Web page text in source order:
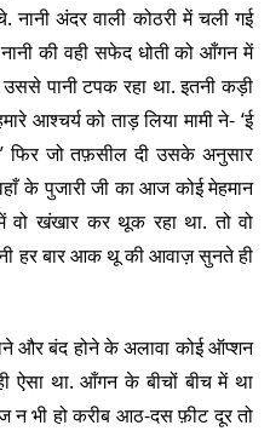
नानी अंदर वाली कोठरी में चली गई
की वही सफेद धोती को आँगन में
पानी टपक रहा था. इतनी कड़ी
आश्चर्य को ताड़ लिया मामी ने- ‘ई
फिर जो तफ़सील दी उसके अनुसार
के पुजारी जी का आज कोई मेहमान
वो खंखार कर थूक रहा था. तो वो
हर बार आक थू की आवाज़ सुनते ही
और बंद होने के अलावा कोई ऑप्शन
ऐसा था. आँगन के बीचों बीच में था
न भी हो करीब आठ-दस फ़ीट दूर तो